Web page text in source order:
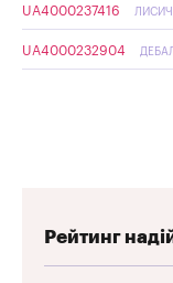
UA4000237416
UA4000232904
Рейтинг